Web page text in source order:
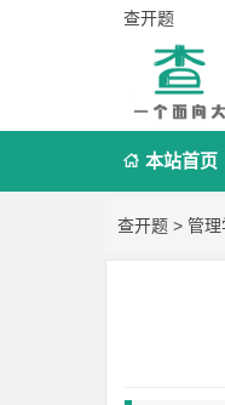
查开题
 本站首页
查开题 > 管理